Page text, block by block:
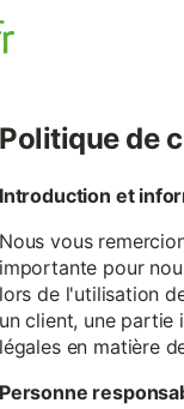
Politique de
Introduction et
Nous vous
importante pour
lors de l'utilisation
un client, une partie
légales en matière
Personne